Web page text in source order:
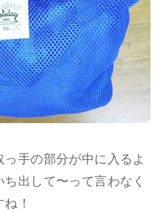
手の部分が中に入るよ
出して〜って言わなく
！